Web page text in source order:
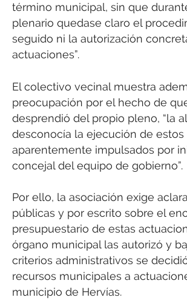
término municipal, sin que
plenario quedase claro el
seguido ni la autorización
actuaciones”.
El colectivo vecinal muestra
preocupación por el hecho de
desprendió del propio pleno, “la
desconocía la ejecución de estos
aparentemente impulsados por
concejal del equipo de gobierno”.
Por ello, la asociación exige
públicas y por escrito sobre el
presupuestario de estas
órgano municipal las autorizó y
criterios administrativos se
recursos municipales a
municipio de Hervías.